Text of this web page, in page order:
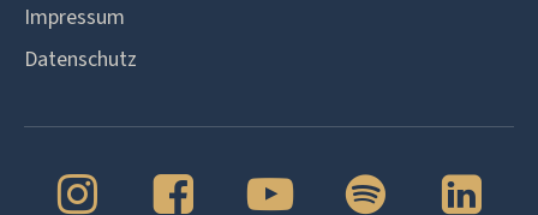
Impressum
Datenschutz